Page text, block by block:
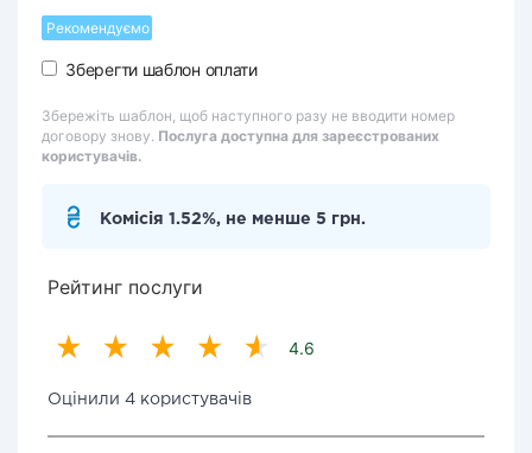
Рекомендуємо
Зберегти шаблон оплати
Збережіть шаблон, щоб наступного разу не вводити номер
договору знову. Послуга доступна для зареєстрованих
користувачів.
Комісія 1.52%, не менше 5 грн.
Рейтинг послуги
4.6
Оцінили 4 користувачів